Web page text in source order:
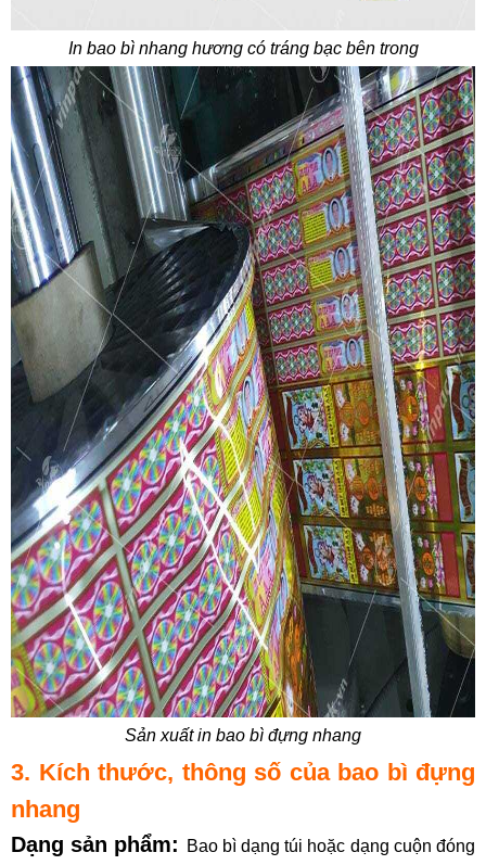
In bao bì nhang hương có tráng bạc bên trong
Sản xuất in bao bì đựng nhang
3. Kích thước, thông số của bao bì đựng
nhang
Dạng sản phẩm:
Bao bì dạng túi hoặc dạng cuộn đóng